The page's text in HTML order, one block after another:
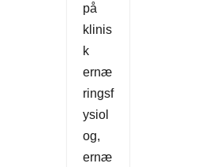
på
klinis
k
ernæ
ringsf
ysiol
og,
ernæ